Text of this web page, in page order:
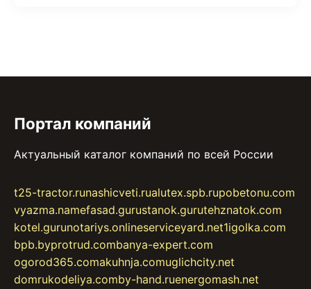
Портал компаний
Актуальный каталог компаний по всей России
t25-tractor.runashicveti.rualutex.spb.rupobetonu.com
vyazma.namefasad.gurustanok.gurutehznatok.com
kotel.gurunotariys.onlineserviceyard.net1igolka.com
bpb.byprotrud.combanya-expert.com
ogorod365.comakuhnja.comuglichcity.net
domrukodeliya.comby-hand.ruenergomash.net